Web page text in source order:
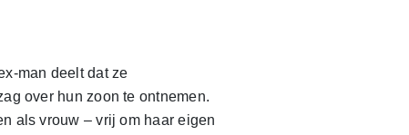
man deelt dat ze
over hun zoon te ontnemen.
als vrouw – vrij om haar eigen